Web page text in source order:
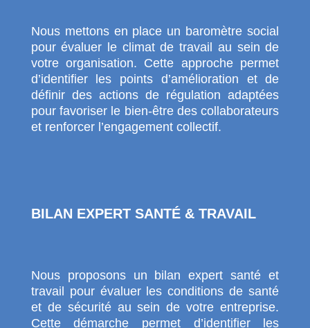
Nous mettons en place un baromètre social
pour évaluer le climat de travail au sein de
votre organisation. Cette approche permet
d’identifier les points d’amélioration et de
définir des actions de régulation adaptées
pour favoriser le bien-être des collaborateurs
et renforcer l’engagement collectif.
BILAN EXPERT SANTÉ & TRAVAIL
Nous proposons un bilan expert santé et
travail pour évaluer les conditions de santé
et de sécurité au sein de votre entreprise.
Cette démarche permet d’identifier les